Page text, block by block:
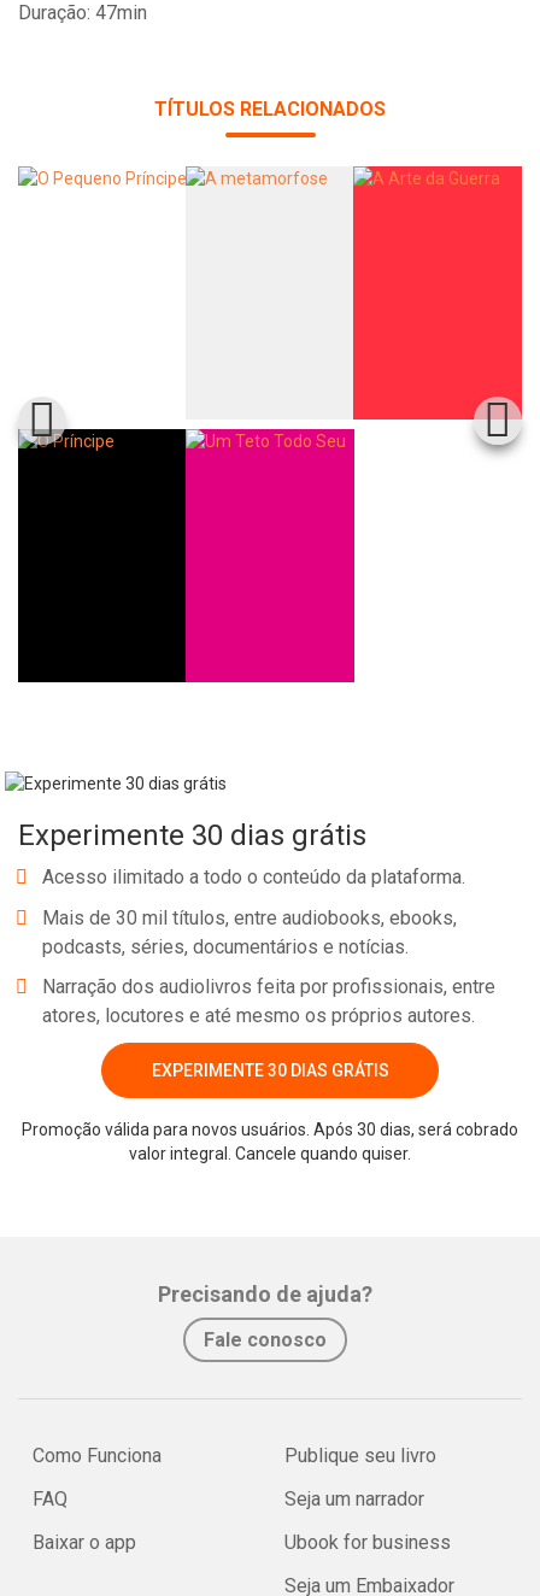
Duração: 47min
TÍTULOS RELACIONADOS
Experimente 30 dias grátis
Acesso ilimitado a todo o conteúdo da plataforma.
Mais de 30 mil títulos, entre audiobooks, ebooks,
podcasts, séries, documentários e notícias.
Narração dos audiolivros feita por profissionais, entre
atores, locutores e até mesmo os próprios autores.
EXPERIMENTE 30 DIAS GRÁTIS
Promoção válida para novos usuários. Após 30 dias, será cobrado
valor integral. Cancele quando quiser.
Precisando de ajuda?
Fale conosco
Como Funciona
FAQ
Baixar o app
Publique seu livro
Seja um narrador
Ubook for business
Seja um Embaixador